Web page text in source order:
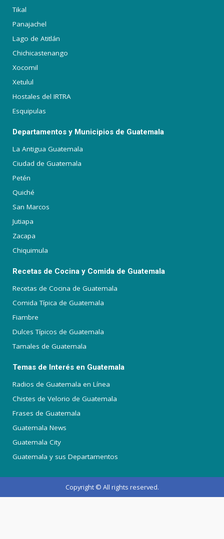
Tikal
Panajachel
Lago de Atitlán
Chichicastenango
Xocomil
Xetulul
Hostales del IRTRA
Esquipulas
Departamentos y Municipios de Guatemala
La Antigua Guatemala
Ciudad de Guatemala
Petén
Quiché
San Marcos
Jutiapa
Zacapa
Chiquimula
Recetas de Cocina y Comida de Guatemala
Recetas de Cocina de Guatemala
Comida Típica de Guatemala
Fiambre
Dulces Típicos de Guatemala
Tamales de Guatemala
Temas de Interés en Guatemala
Radios de Guatemala en Línea
Chistes de Velorio de Guatemala
Frases de Guatemala
Guatemala News
Guatemala City
Guatemala y sus Departamentos
Copyright © All rights reserved.